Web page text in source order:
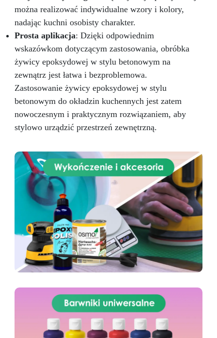
można realizować indywidualne wzory i kolory,
nadając kuchni osobisty charakter.
Prosta aplikacja: Dzięki odpowiednim
wskazówkom dotyczącym zastosowania, obróbka
żywicy epoksydowej w stylu betonowym na
zewnątrz jest łatwa i bezproblemowa.
Zastosowanie żywicy epoksydowej w stylu
betonowym do okładzin kuchennych jest zatem
nowoczesnym i praktycznym rozwiązaniem, aby
stylowo urządzić przestrzeń zewnętrzną.